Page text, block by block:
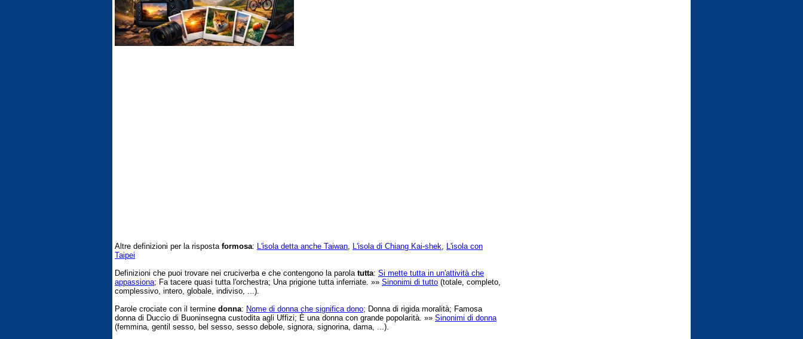
Altre definizioni per la risposta formosa: L'isola detta anche Taiwan L'isola di Chiang Kai-shek
L'isola con
Taipei
Definizioni che puoi trovare nei cruciverba e che contengono la parola tutta: Si mette tutta in un'attività che
appassiona; Fa tacere quasi tutta l'orchestra; Una prigione tutta inferriate. »» Sinonimi di tutto (totale, completo,
complessivo, intero, globale, indiviso, ...).
Parole crociate con il termine donna: Nome di donna che significa dono; Donna di rigida moralità; Famosa
donna di Duccio di Buoninsegna custodita agli Uffizi; È una donna con grande popolarità. »» Sinonimi di donna
(femmina, gentil sesso, bel sesso, sesso debole, signora, signorina, dama, ...).